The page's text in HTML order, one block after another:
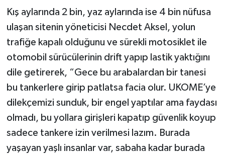
Kış aylarında 2 bin, yaz aylarında ise 4 bin nüfusa
ulaşan sitenin yöneticisi Necdet Aksel, yolun
trafiğe kapalı olduğunu ve sürekli motosiklet ile
otomobil sürücülerinin drift yapıp lastik yaktığını
dile getirerek, “Gece bu arabalardan bir tanesi
bu tankerlere girip patlatsa facia olur. UKOME’ye
dilekçemizi sunduk, bir engel yaptılar ama faydası
olmadı, bu yollara girişleri kapatıp güvenlik koyup
sadece tankere izin verilmesi lazım. Burada
yaşayan yaşlı insanlar var, sabaha kadar burada